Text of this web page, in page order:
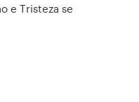
e Tristeza se